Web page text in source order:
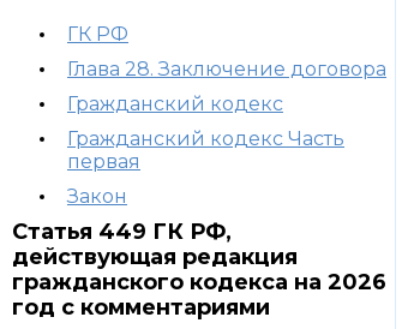
ГК РФ
Глава 28. Заключение договора
Гражданский кодекс
Гражданский кодекс Часть
первая
Закон
Статья 449 ГК РФ,
действующая редакция
гражданского кодекса на 2026
год с комментариями